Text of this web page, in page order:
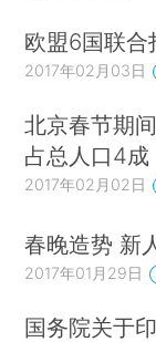
欧盟6国联合
2017年02月03日
北京春节期
占总人口4成
2017年02月02日
春晚造势 新
2017年01月29日
国务院关于